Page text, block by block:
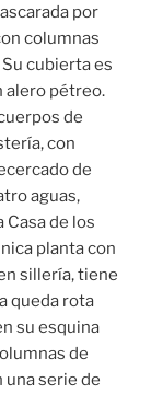
por
columnas
cubierta es
alero pétreo.
de
con
de
aguas,
Casa de los
planta con
sillería, tiene
queda rota
su esquina
de
una serie de